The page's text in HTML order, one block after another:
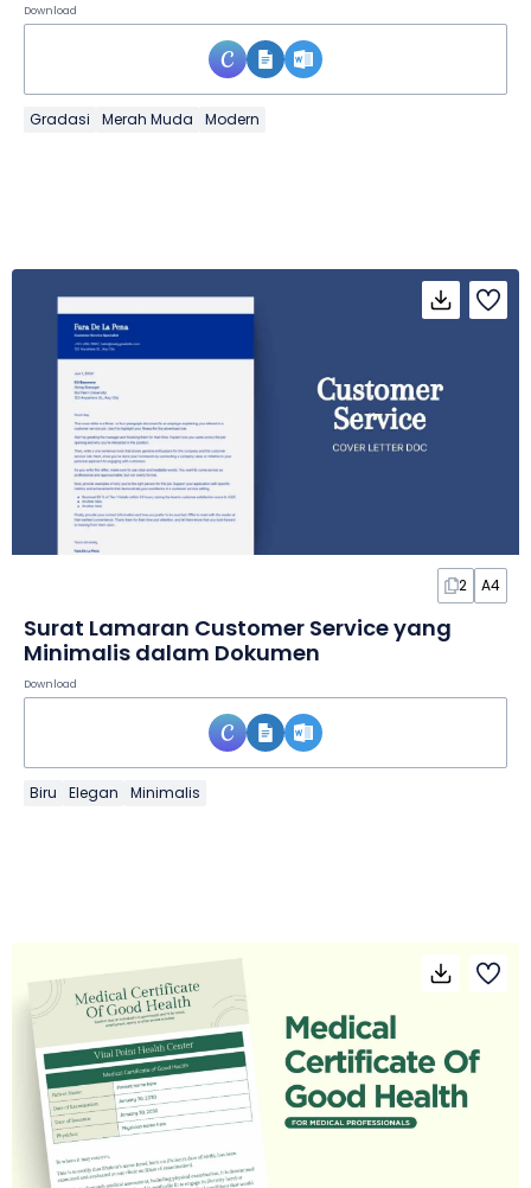
Download
Gradasi Merah Muda Modern
2 A4
Surat Lamaran Customer Service yang
Minimalis dalam Dokumen
Download
Biru Elegan Minimalis